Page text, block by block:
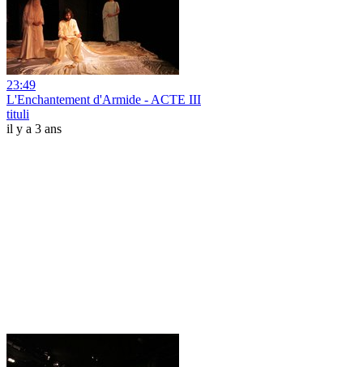
23:49
L'Enchantement d'Armide - ACTE III
tituli
il y a 3 ans